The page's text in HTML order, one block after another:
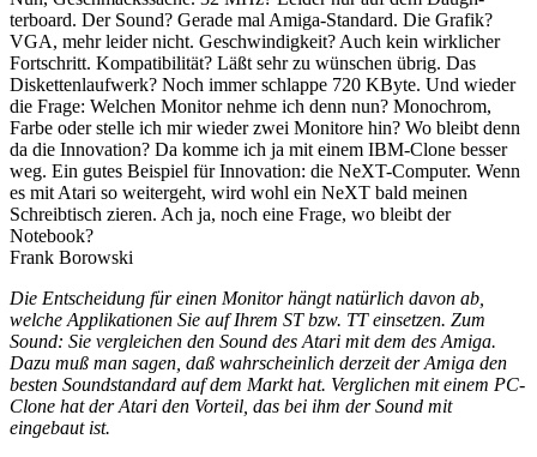
terboard. Der Sound? Gerade mal Amiga-Standard. Die Grafik?
VGA, mehr leider nicht. Geschwindigkeit? Auch kein wirklicher
Fortschritt. Kompatibilität? Läßt sehr zu wünschen übrig. Das
Diskettenlaufwerk? Noch immer schlappe 720 KByte. Und wieder
die Frage: Welchen Monitor nehme ich denn nun? Monochrom,
Farbe oder stelle ich mir wieder zwei Monitore hin? Wo bleibt denn
da die Innovation? Da komme ich ja mit einem IBM-Clone besser
weg. Ein gutes Beispiel für Innovation: die NeXT-Computer. Wenn
es mit Atari so weitergeht, wird wohl ein NeXT bald meinen
Schreibtisch zieren. Ach ja, noch eine Frage, wo bleibt der
Notebook?
Frank Borowski
Die Entscheidung für einen Monitor hängt natürlich davon ab,
welche Applikationen Sie auf Ihrem ST bzw. TT einsetzen. Zum
Sound: Sie vergleichen den Sound des Atari mit dem des Amiga.
Dazu muß man sagen, daß wahrscheinlich derzeit der Amiga den
besten Soundstandard auf dem Markt hat. Verglichen mit einem PC-
Clone hat der Atari den Vorteil, das bei ihm der Sound mit
eingebaut ist.